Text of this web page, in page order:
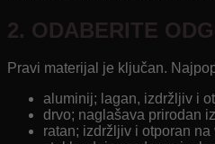
2. ODABERITE
Pravi materijal je ključan.
aluminij; lagan, izdržljiv i
drvo; naglašava prirodan
ratan; izdržljiv i otporan na